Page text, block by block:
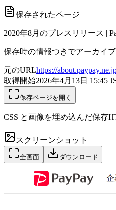
保存されたページ
2020年8月のプレスリリース |
保存時の情報つきでアーカイ
元のURLhttps://
取得開始2026年4月13日 15:45
保存ページを開く
CSS と画像を埋め込んだ保存
スクリーンショット
全画面 ダウンロード